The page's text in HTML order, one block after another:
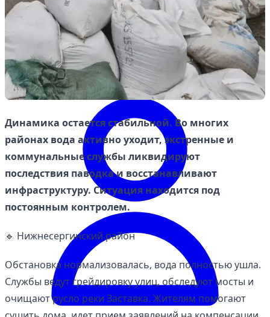
Избранное
Сохраняйте интересные объявления, чтобы быстро
вернуться к ним позже.
Перейти в избранное
Динамика остается стабильной. Во многих
районах вода активно уходит, экстренные и
коммунальные службы ликвидируют
последствия паводка и восстанавливают
инфраструктуру. Ситуация находится под
постоянным контролем.
🔹 Нижнесергинский район
Обстановка нормализовалась, вода полностью ушла.
Службы ведут грейдировку улиц, обследуют мосты и
очищают русло реки Заставка. Жителям помогают